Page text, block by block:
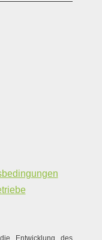
Entwicklung des